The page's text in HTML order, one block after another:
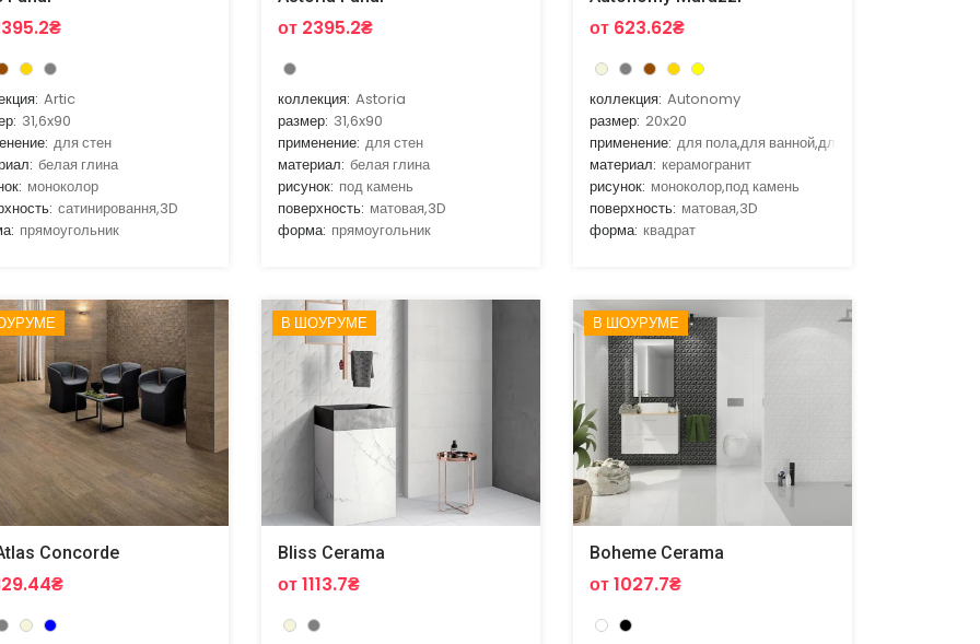
Artic
31,6x90
для стен
белая глина
моноколор
сатинировання,3D
прямоугольник
от 2395.2₴
коллекция: Astoria
размер: 31,6x90
применение: для стен
материал: белая глина
рисунок: под камень
поверхность: матовая,3D
форма: прямоугольник
от 623.62₴
коллекция: Autonomy
размер: 20x20
применение: для пола,для ванной,для гостиной,для
материал: керамогранит
рисунок: моноколор,под камень
поверхность: матовая,3D
форма: квадрат
Concorde
В ШОУРУМЕ
Bliss Cerama
от 1113.7₴
В ШОУРУМЕ
Boheme Cerama
от 1027.7₴